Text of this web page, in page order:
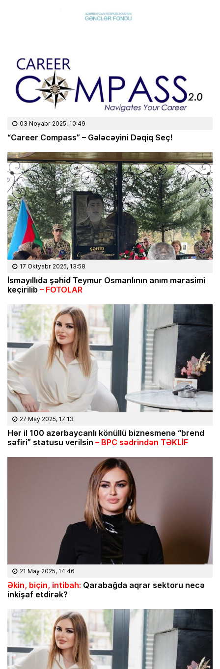
03 Noyabr 2025, 10:49
“Career Compass” – Gələcəyini Dəqiq Seç!
17 Oktyabr 2025, 13:58
İsmayıllıda şəhid Teymur Osmanlının anım mərasimi
keçirilib – FOTOLAR
27 May 2025, 17:13
Hər il 100 azərbaycanlı könüllü biznesmenə “brend
səfiri” statusu verilsin – BPC sədrindən TƏKLİF
21 May 2025, 14:46
Əkin, biçin, intibah: Qarabağda aqrar sektoru necə
inkişaf etdirək?